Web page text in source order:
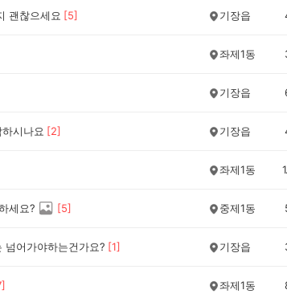
괜찮으세요 [5] 기장읍
좌제1동
기장읍
시나요 [2] 기장읍
좌제1동
세요? [5] 중제1동
넘어가야하는건가요? [1] 기장읍
] 좌제1동